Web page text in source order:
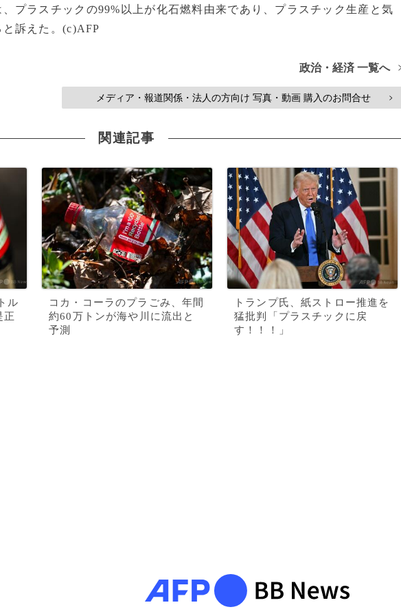
プラスチックの99%以上が化石燃料由来であり、プラスチック生産と気
訴えた。(c)AFP
政治・経済 一覧へ
メディア・報道関係・法人の方向け 写真・動画 購入のお問合せ >
関連記事
ル
正
コカ・コーラのプラごみ、年間
約60万トンが海や川に流出と
予測
トランプ氏、紙ストロー推進を
猛批判「プラスチックに戻
す！！！」